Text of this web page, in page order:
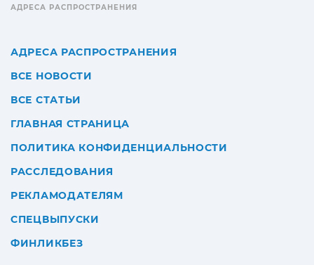
АДРЕСА РАСПРОСТРАНЕНИЯ
АДРЕСА РАСПРОСТРАНЕНИЯ
ВСЕ НОВОСТИ
ВСЕ СТАТЬИ
ГЛАВНАЯ СТРАНИЦА
ПОЛИТИКА КОНФИДЕНЦИАЛЬНОСТИ
РАССЛЕДОВАНИЯ
РЕКЛАМОДАТЕЛЯМ
СПЕЦВЫПУСКИ
ФИНЛИКБЕЗ